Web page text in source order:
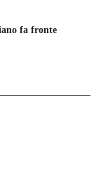
fa fronte